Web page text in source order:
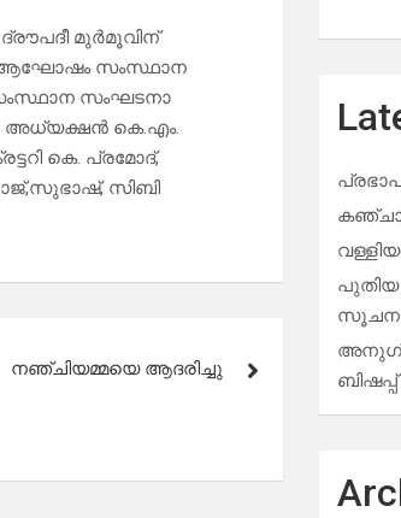
മുര്‍മൂവിന്
ആഘോഷം സംസ്ഥാന
സംഘടനാ
അധ്യക്ഷന്‍ കെ.എം.
കെ. പ്രമോദ്,
സിബി
നഞ്ചിയമ്മയെ ആദരിച്ചു
പുതിയ
സൂചന